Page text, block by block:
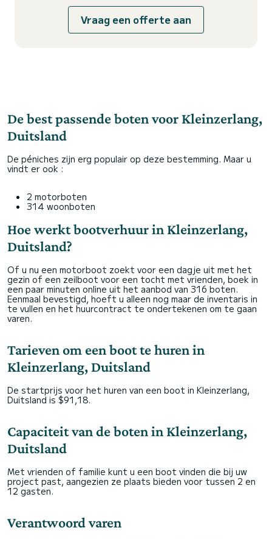
Vraag een offerte aan
De best passende boten voor Kleinzerlang,
Duitsland
De péniches zijn erg populair op deze bestemming. Maar u
vindt er ook :
2 motorboten
314 woonboten
Hoe werkt bootverhuur in Kleinzerlang,
Duitsland?
Of u nu een motorboot zoekt voor een dagje uit met het
gezin of een zeilboot voor een tocht met vrienden, boek in
een paar minuten online uit het aanbod van 316 boten.
Eenmaal bevestigd, hoeft u alleen nog maar de inventaris in
te vullen en het huurcontract te ondertekenen om te gaan
varen.
Tarieven om een boot te huren in
Kleinzerlang, Duitsland
De startprijs voor het huren van een boot in Kleinzerlang,
Duitsland is $91,18.
Capaciteit van de boten in Kleinzerlang,
Duitsland
Met vrienden of familie kunt u een boot vinden die bij uw
project past, aangezien ze plaats bieden voor tussen 2 en
12 gasten.
Verantwoord varen